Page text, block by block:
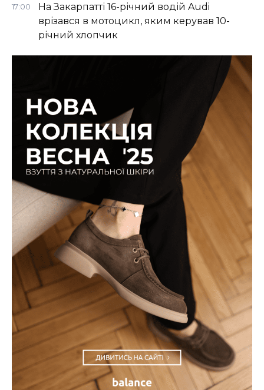
17:00
На Закарпатті 16-річний водій Audi
врізався в мотоцикл, яким керував 10-
річний хлопчик